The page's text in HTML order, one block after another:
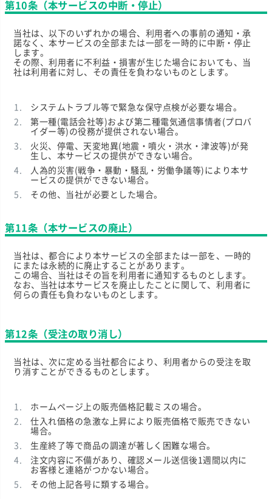
第10条（本サービスの中断・停止）
当社は、以下のいずれかの場合、利用者への事前の通知・承
諾なく、本サービスの全部または一部を一時的に中断・停止
します。
その際、利用者に不利益・損害が生じた場合においても、当
社は利用者に対し、その責任を負わないものとします。
システムトラブル等で緊急な保守点検が必要な場合。
第一種(電話会社等)および第二種電気通信事情者(プロバ
イダー等)の役務が提供されない場合。
火災、停電、天変地異(地震・噴火・洪水・津波等)が発
生し、本サービスの提供ができない場合。
人為的災害(戦争・暴動・騒乱・労働争議等)により本サ
ービスの提供ができない場合。
その他、当社が必要とした場合。
第11条（本サービスの廃止）
当社は、都合により本サービスの全部または一部を、一時的
にまたは永続的に廃止することがあります。
この場合、当社はその旨を利用者に通知するものとします。
なお、当社は本サービスを廃止したことに関して、利用者に
何らの責任も負わないものとします。
第12条（受注の取り消し）
当社は、次に定める当社都合により、利用者からの受注を取
り消すことができるものとします。
ホームページ上の販売価格記載ミスの場合。
仕入れ価格の急激な上昇により販売価格で販売できない
場合。
生産終了等で商品の調達が著しく困難な場合。
注文内容に不備があり、確認メール送信後1週間以内に
お客様と連絡がつかない場合。
その他上記各号に類する場合。